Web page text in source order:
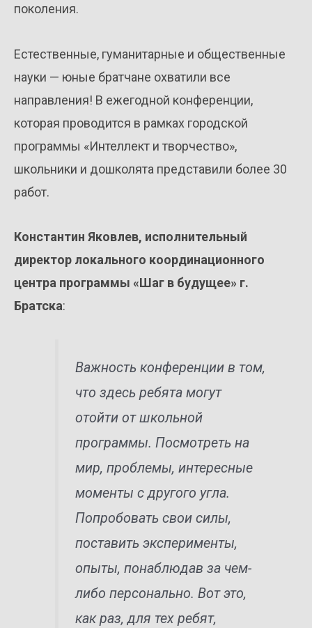
поколения.
Естественные, гуманитарные и общественные
науки — юные братчане охватили все
направления! В ежегодной конференции,
которая проводится в рамках городской
программы «Интеллект и творчество»,
школьники и дошколята представили более 30
работ.
Константин Яковлев, исполнительный
директор локального координационного
центра программы «Шаг в будущее» г.
Братска:
Важность конференции в том,
что здесь ребята могут
отойти от школьной
программы. Посмотреть на
мир, проблемы, интересные
моменты с другого угла.
Попробовать свои силы,
поставить эксперименты,
опыты, понаблюдав за чем-
либо персонально. Вот это,
как раз, для тех ребят,